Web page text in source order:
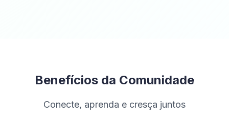
Benefícios da Comunidade
Conecte, aprenda e cresça juntos